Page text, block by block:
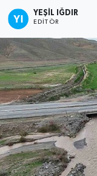
YEŞIL IĞDIR
EDITÖR